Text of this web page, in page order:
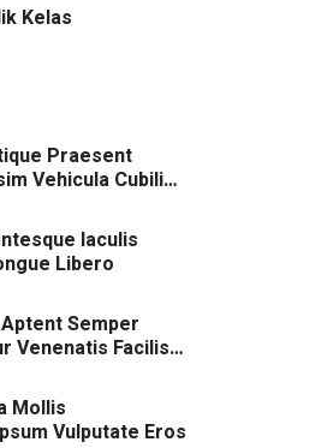
Kelas
Praesent
Vehicula Cubilia
Iaculis
Libero
Semper
Venenatis Facilisis
Mollis
Vulputate Eros